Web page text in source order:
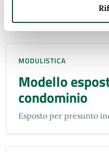
Documenti
MODULISTICA
Modello
condominio
Esposto per presunto